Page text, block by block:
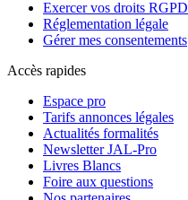
Exercer vos droits RGPD
Réglementation légale
Gérer mes consentements
Accès rapides
Espace pro
Tarifs annonces légales
Actualités formalités
Newsletter JAL-Pro
Livres Blancs
Foire aux questions